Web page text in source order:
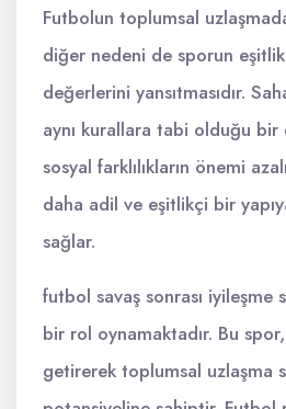
Futbolun toplumsal
diğer nedeni de sporun
değerlerini yansıtmasıdır.
aynı kurallara tabi olduğu
sosyal farklılıkların önemi
daha adil ve eşitlikçi bir
sağlar.
futbol savaş sonrası iyileşme
bir rol oynamaktadır. Bu
getirerek toplumsal uzlaşma